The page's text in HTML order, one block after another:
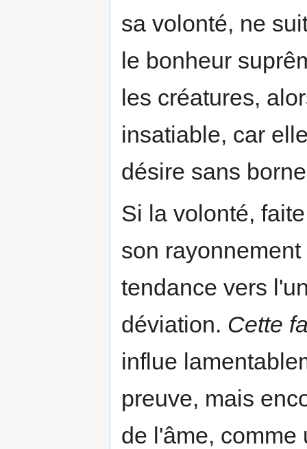
sa volonté, ne
le bonheur
les créatures,
insatiable, car
désire sans
Si la volonté,
son
tendance vers
déviation. Cette
influe
preuve, mais
de l'âme, comme